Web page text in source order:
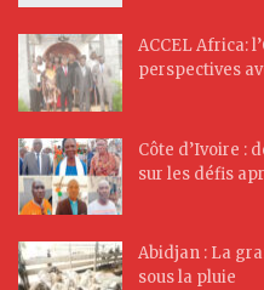
ACCEL Africa:
perspectives
Côte d’Ivoire :
sur les défis
Abidjan : La
sous la pluie